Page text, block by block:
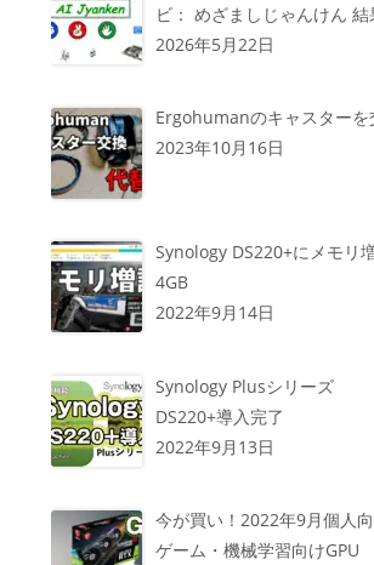
ビ： めざましじゃんけん 結
2026年5月22日
Ergohumanのキャスターを
2023年10月16日
Synology DS220+にメモリ
4GB
2022年9月14日
Synology Plusシリーズ
DS220+導入完了
2022年9月13日
今が買い！2022年9月個人
ゲーム・機械学習向けGPU